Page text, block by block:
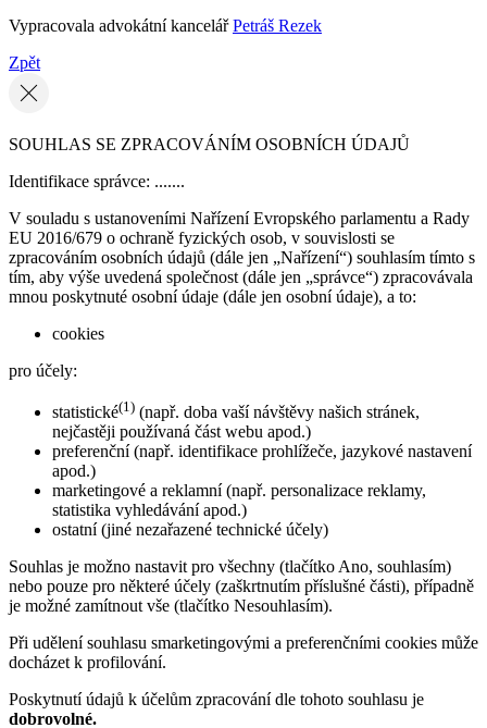
Vypracovala advokátní kancelářPetráš Rezek
Zpět
SOUHLAS SE ZPRACOVÁNÍM OSOBNÍCH ÚDAJŮ
Identifikace správce: .......
V souladu s ustanoveními Nařízení Evropského parlamentu a Rady
EU 2016/679 o ochraně fyzických osob, v souvislosti se
zpracováním osobních údajů (dále jen „Nařízení“) souhlasím tímto s
tím, aby výše uvedená společnost (dále jen „správce“) zpracovávala
mnou poskytnuté osobní údaje (dále jen osobní údaje), a to:
cookies
pro účely:
statistické(1) (např. doba vaší návštěvy našich stránek,
nejčastěji používaná část webu apod.)
preferenční (např. identifikace prohlížeče, jazykové nastavení
apod.)
marketingové a reklamní (např. personalizace reklamy,
statistika vyhledávání apod.)
ostatní (jiné nezařazené technické účely)
Souhlas je možno nastavit pro všechny (tlačítko Ano, souhlasím)
nebo pouze pro některé účely (zaškrtnutím příslušné části), případně
je možné zamítnout vše (tlačítko Nesouhlasím).
Při udělení souhlasu smarketingovými a preferenčními cookies může
docházet k profilování.
Poskytnutí údajů k účelům zpracování dle tohoto souhlasu je
dobrovolné.